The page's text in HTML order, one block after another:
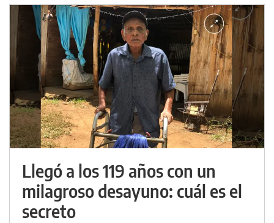
Llegó a los 119 años con un
milagroso desayuno: cuál es el
secreto